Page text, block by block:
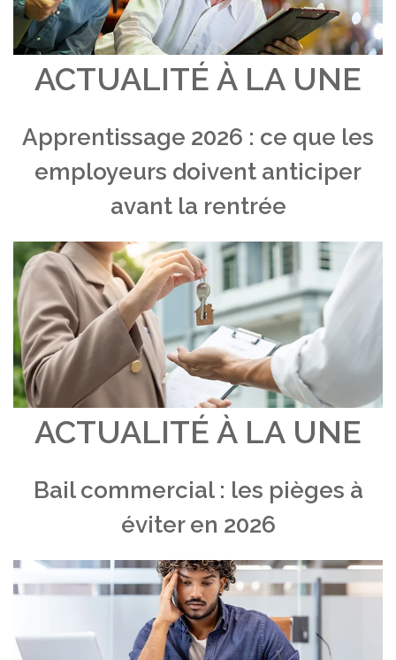
ACTUALITÉ À LA UNE
Apprentissage 2026 : ce que les
employeurs doivent anticiper
avant la rentrée
ACTUALITÉ À LA UNE
Bail commercial : les pièges à
éviter en 2026